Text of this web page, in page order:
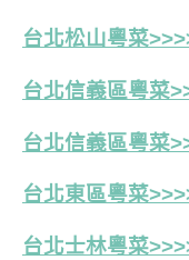
台北松山粵菜
台北信義區粵菜
台北信義區粵菜
台北東區粵菜
台北士林粵菜